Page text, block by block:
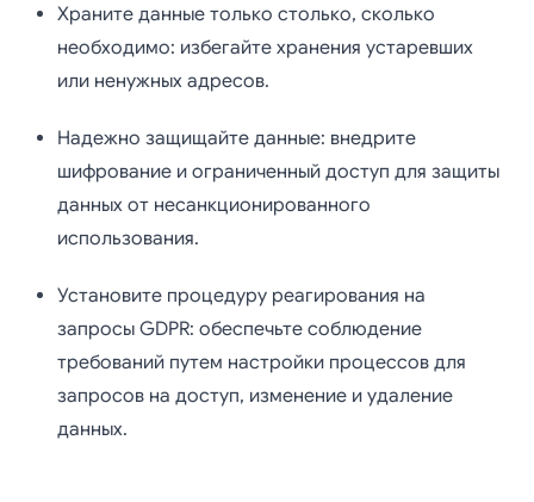
Храните данные только столько, сколько
необходимо: избегайте хранения устаревших
или ненужных адресов.
Надежно защищайте данные: внедрите
шифрование и ограниченный доступ для защиты
данных от несанкционированного
использования.
Установите процедуру реагирования на
запросы GDPR: обеспечьте соблюдение
требований путем настройки процессов для
запросов на доступ, изменение и удаление
данных.